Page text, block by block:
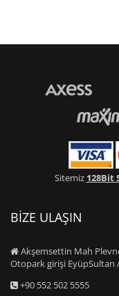
Sitemiz 128Bit
BİZE ULAŞIN
Akşemsettin Mah
Otopark girişi EyüpSultan
+90 552 502 5555